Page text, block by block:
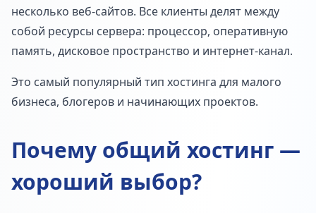
несколько веб-сайтов. Все клиенты делят между
собой ресурсы сервера: процессор, оперативную
память, дисковое пространство и интернет-канал.
Это самый популярный тип хостинга для малого
бизнеса, блогеров и начинающих проектов.
Почему общий хостинг —
хороший выбор?